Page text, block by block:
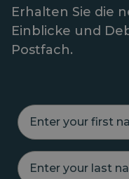
Erhalten Sie die
Einblicke und
Postfach.
E
n
r
y
E
n